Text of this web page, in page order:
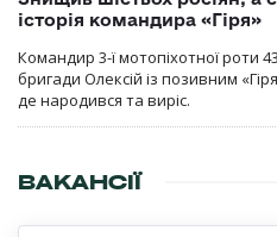
історія командира «Гіря»
Командир 3-ї мотопіхотної роти
бригади Олексій із позивним
де народився та виріс.
ВАКАНСІЇ